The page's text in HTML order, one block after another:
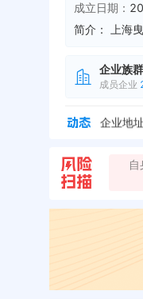
成立日期：
简介：
企业族群
成员企业
企业地
企业地
自